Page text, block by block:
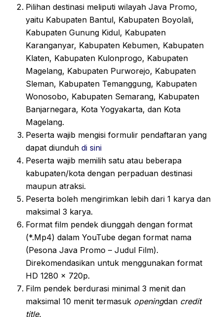
Pilihan destinasi meliputi wilayah Java Promo,
yaitu Kabupaten Bantul, Kabupaten Boyolali,
Kabupaten Gunung Kidul, Kabupaten
Karanganyar, Kabupaten Kebumen, Kabupaten
Klaten, Kabupaten Kulonprogo, Kabupaten
Magelang, Kabupaten Purworejo, Kabupaten
Sleman, Kabupaten Temanggung, Kabupaten
Wonosobo, Kabupaten Semarang, Kabupaten
Banjarnegara, Kota Yogyakarta, dan Kota
Magelang.
Peserta wajib mengisi formulir pendaftaran yang
dapat diunduh di sini
Peserta wajib memilih satu atau beberapa
kabupaten/kota dengan perpaduan destinasi
maupun atraksi.
Peserta boleh mengirimkan lebih dari 1 karya dan
maksimal 3 karya.
Format film pendek diunggah dengan format
(*.Mp4) dalam YouTube degan format nama
(Pesona Java Promo – Judul Film).
Direkomendasikan untuk menggunakan format
HD 1280 x 720p.
Film pendek berdurasi minimal 3 menit dan
maksimal 10 menit termasuk openingdan credit
title.